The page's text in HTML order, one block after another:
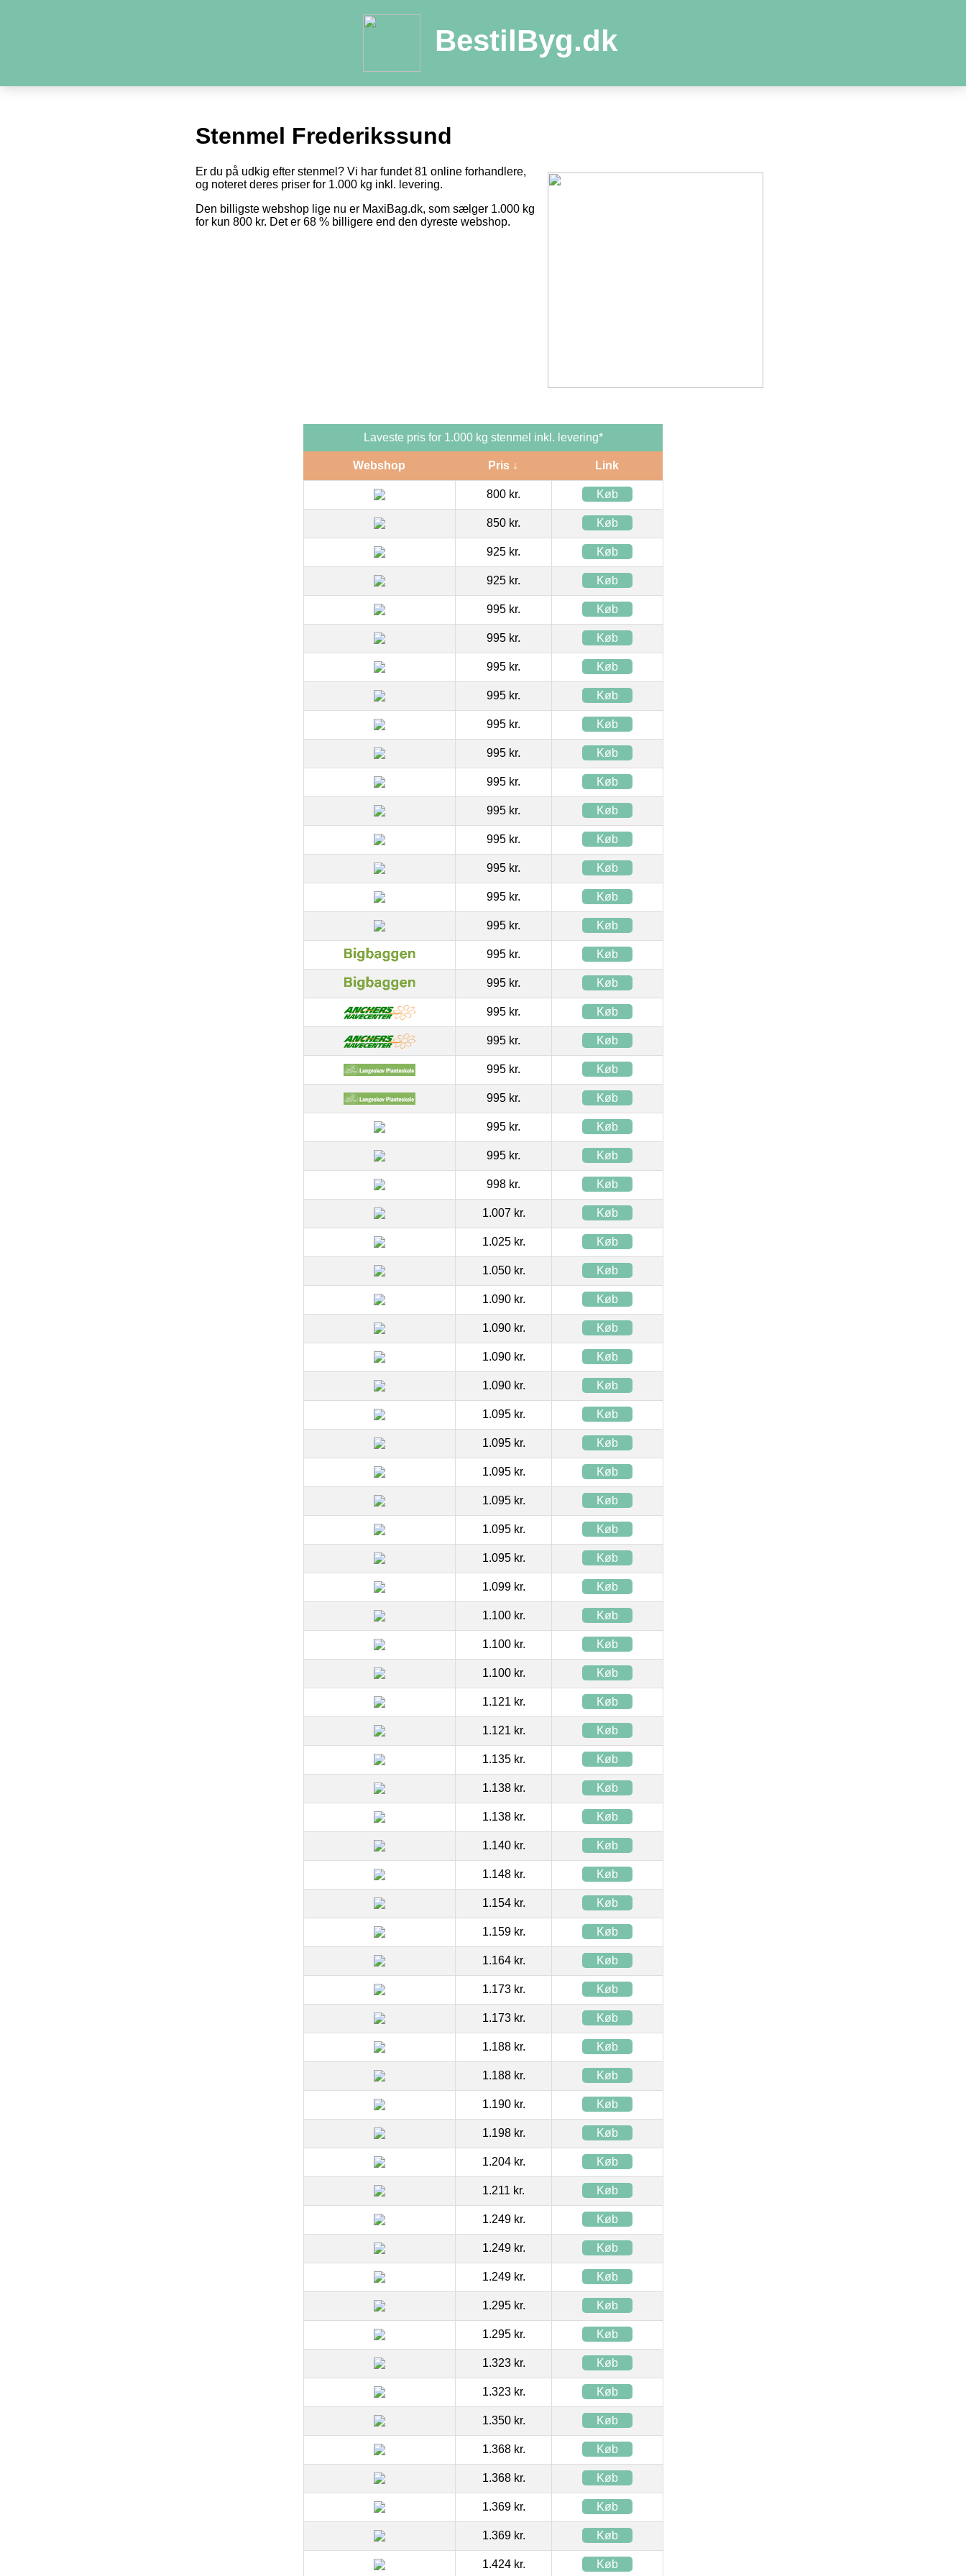
BestilByg.dk
Stenmel Frederikssund
Er du på udkig efter stenmel? Vi har fundet 81 online forhandlere,
og noteret deres priser for 1.000 kg inkl. levering.
Den billigste webshop lige nu er MaxiBag.dk, som sælger 1.000 kg
for kun 800 kr. Det er 68 % billigere end den dyreste webshop.
Laveste pris for 1.000 kg stenmel inkl. levering*
Webshop Pris ↓ Link
800 kr. Køb
850 kr. Køb
925 kr. Køb
925 kr. Køb
995 kr. Køb
995 kr. Køb
995 kr. Køb
995 kr. Køb
995 kr. Køb
995 kr. Køb
995 kr. Køb
995 kr. Køb
995 kr. Køb
995 kr. Køb
995 kr. Køb
995 kr. Køb
995 kr. Køb
995 kr. Køb
995 kr. Køb
995 kr. Køb
995 kr. Køb
995 kr. Køb
995 kr. Køb
995 kr. Køb
998 kr. Køb
1.007 kr. Køb
1.025 kr. Køb
1.050 kr. Køb
1.090 kr. Køb
1.090 kr. Køb
1.090 kr. Køb
1.090 kr. Køb
1.095 kr. Køb
1.095 kr. Køb
1.095 kr. Køb
1.095 kr. Køb
1.095 kr. Køb
1.095 kr. Køb
1.099 kr. Køb
1.100 kr. Køb
1.100 kr. Køb
1.100 kr. Køb
1.121 kr. Køb
1.121 kr. Køb
1.135 kr. Køb
1.138 kr. Køb
1.138 kr. Køb
1.140 kr. Køb
1.148 kr. Køb
1.154 kr. Køb
1.159 kr. Køb
1.164 kr. Køb
1.173 kr. Køb
1.173 kr. Køb
1.188 kr. Køb
1.188 kr. Køb
1.190 kr. Køb
1.198 kr. Køb
1.204 kr. Køb
1.211 kr. Køb
1.249 kr. Køb
1.249 kr. Køb
1.249 kr. Køb
1.295 kr. Køb
1.295 kr. Køb
1.323 kr. Køb
1.323 kr. Køb
1.350 kr. Køb
1.368 kr. Køb
1.368 kr. Køb
1.369 kr. Køb
1.369 kr. Køb
1.424 kr. Køb